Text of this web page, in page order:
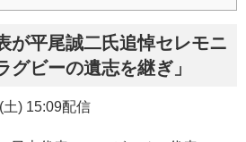
が平尾誠二氏追悼セレモニ
ビーの遺志を継ぎ」
) 15:09配信